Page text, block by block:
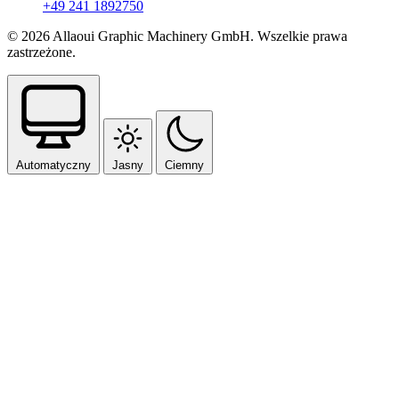
+49 241 1892750
© 2026 Allaoui Graphic Machinery GmbH. Wszelkie prawa
zastrzeżone.
Automatyczny Jasny Ciemny